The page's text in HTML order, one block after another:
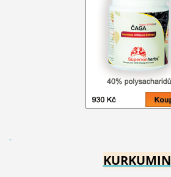
KURKUMIN